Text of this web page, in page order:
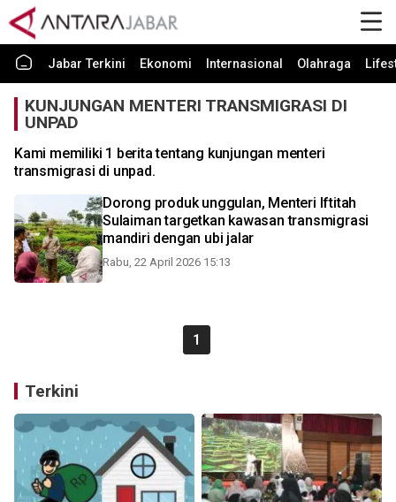
Jabar Terkini Ekonomi Internasional Olahraga
KUNJUNGAN MENTERI TRANSMIGRASI DI
UNPAD
Kami memiliki 1 berita tentang kunjungan menteri
transmigrasi di unpad.
Dorong produk unggulan, Menteri Iftitah
Sulaiman targetkan kawasan transmigrasi
mandiri dengan ubi jalar
Rabu, 22 April 2026 15:13
1
Terkini